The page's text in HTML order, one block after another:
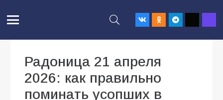
Радоница 21 апреля
2026: как правильно
поминать усопших в